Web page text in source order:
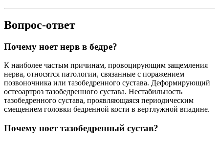
Вопрос-ответ
Почему ноет нерв в бедре?
К наиболее частым причинам, провоцирующим защемления
нерва, относятся патологии, связанные с поражением
позвоночника или тазобедренного сустава. Деформирующий
остеоартроз тазобедренного сустава. Нестабильность
тазобедренного сустава, проявляющаяся периодическим
смещением головки бедренной кости в вертлужной впадине.
Почему ноет тазобедренный сустав?